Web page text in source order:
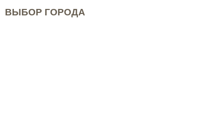
ВЫБОР ГОРОДА